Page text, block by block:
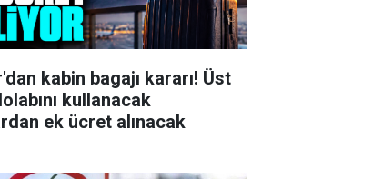
kabin bagajı kararı! Üst
kullanacak
ek ücret alınacak